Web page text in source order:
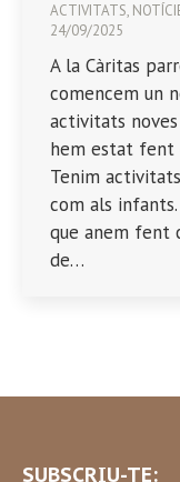
ACTIVITATS,
24/09/2025
A la Càritas
comencem un
activitats
hem estat fent
Tenim
com als
que anem fent
de…
SUBSCRIU-TE: